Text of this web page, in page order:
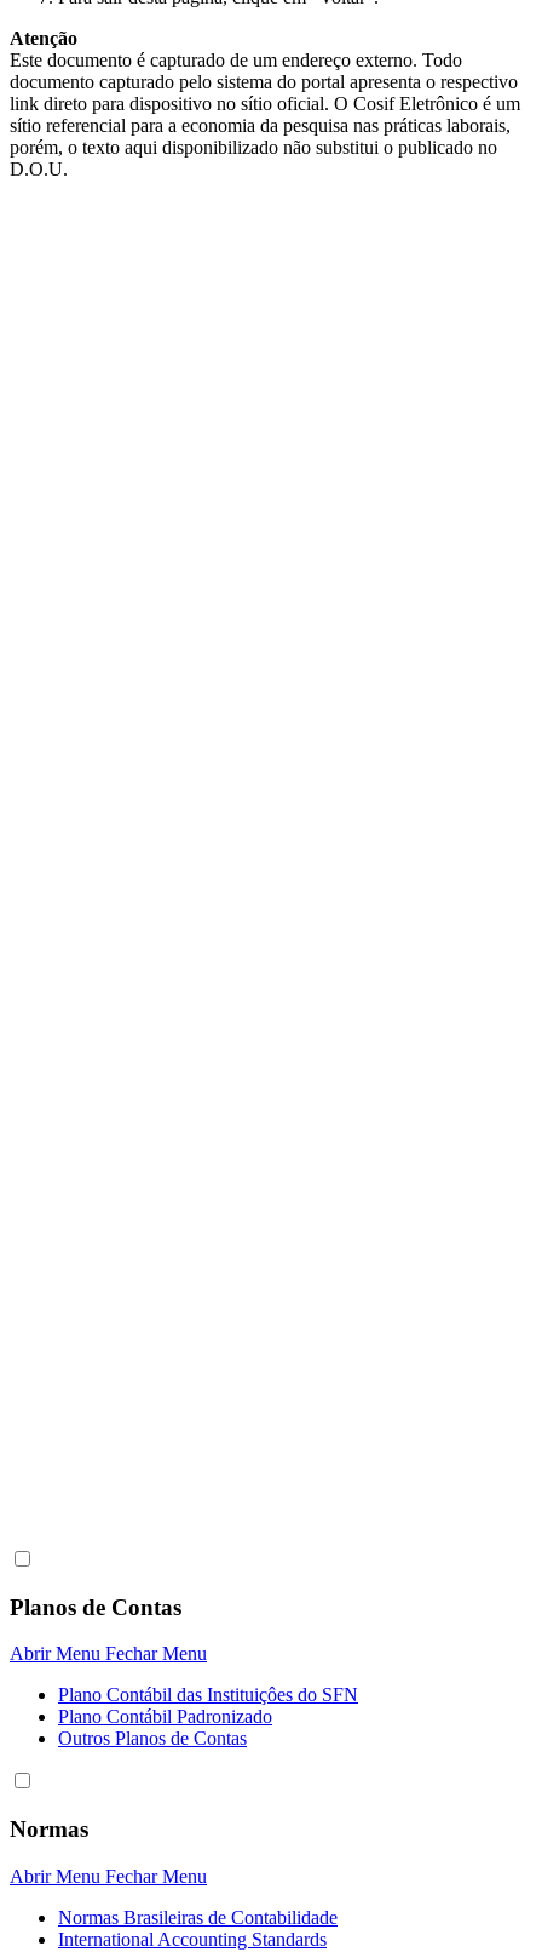
Atenção
Este documento é capturado de um endereço externo. Todo
documento capturado pelo sistema do portal apresenta o respectivo
link direto para dispositivo no sítio oficial. O Cosif Eletrônico é um
sítio referencial para a economia da pesquisa nas práticas laborais,
porém, o texto aqui disponibilizado não substitui o publicado no
D.O.U.
Planos de Contas
Abrir Menu Fechar Menu
Plano Contábil das Instituiçôes do SFN
Plano Contábil Padronizado
Outros Planos de Contas
Normas
Abrir Menu Fechar Menu
Normas Brasileiras de Contabilidade
International Accounting Standards